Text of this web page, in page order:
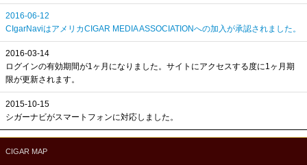
2016-06-12
CIgarNaviはアメリカCIGAR MEDIA ASSOCIATIONへの加入が承認されました。
2016-03-14
ログインの有効期間が1ヶ月になりました。サイトにアクセスする度に1ヶ月期
限が更新されます。
2015-10-15
シガーナビがスマートフォンに対応しました。
CIGAR MAP